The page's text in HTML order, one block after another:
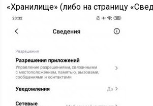
«Хранилище» (либо на страницу